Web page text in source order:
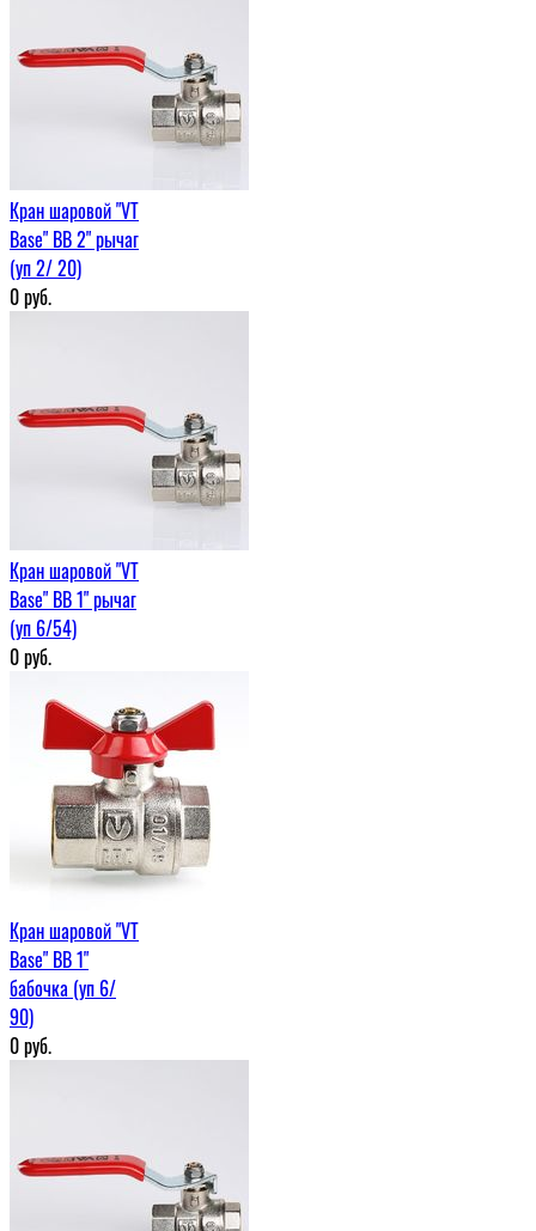
Кран шаровой "VT
Base" ВВ 2" рычаг
(уп 2/ 20)
0руб.
Кран шаровой "VT
Base" ВВ 1" рычаг
(уп 6/54)
0руб.
Кран шаровой "VT
Base" ВВ 1"
бабочка (уп 6/
90)
0руб.